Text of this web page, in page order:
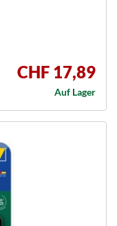
CHF 17,89
Auf Lager